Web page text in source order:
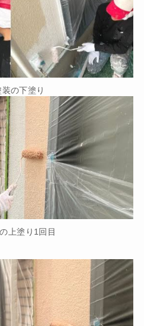
の下塗り
上塗り1回目